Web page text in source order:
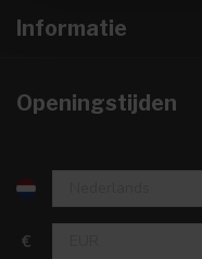
Informatie
Openingstijden
€